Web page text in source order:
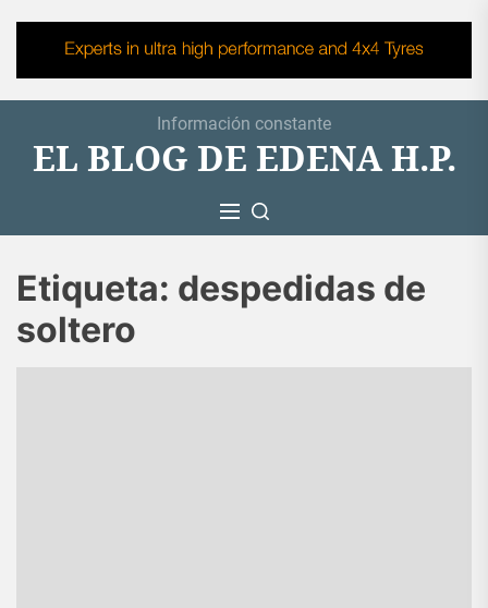
the
Información constante
EL BLOG DE EDENA H.P.
Etiqueta: despedidas de
soltero